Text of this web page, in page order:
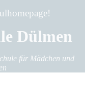
Dülmen
für Mädchen und